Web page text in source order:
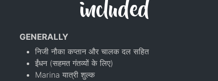
included
GENERALLY
निजी नौका कप्तान और चालक दल सहित
ईंधन (सहमत गंतव्यों के लिए)
Marina यात्री शुल्क